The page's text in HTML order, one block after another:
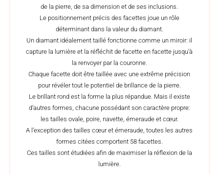
de la pierre, de sa dimension et de ses inclusions.
Le positionnement précis des facettes joue un rôle
déterminant dans la valeur du diamant.
Un diamant idéalement taillé fonctionne comme un miroir: il
capture la lumière et la réfléchit de facette en facette jusqu’à
la renvoyer par la couronne.
Chaque facette doit être taillée avec une extrême précision
pour révéler tout le potentiel de brillance de la pierre.
Le brillant rond est la forme la plus répandue. Mais il existe
d’autres formes, chacune possédant son caractère propre:
les tailles ovale, poire, navette, émeraude et cœur.
A l’exception des tailles cœur et émeraude, toutes les autres
formes citées comportent 58 facettes.
Ces tailles sont étudiées afin de maximiser la réflexion de la
lumière.